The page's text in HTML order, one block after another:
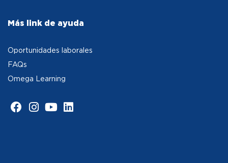
Más link de ayuda
Oportunidades laborales
FAQs
Omega Learning